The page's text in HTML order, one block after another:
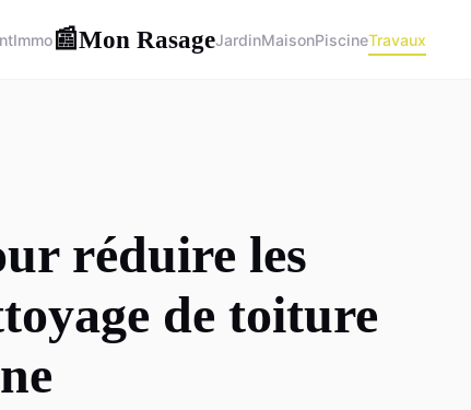
Immo📰Mon RasageJardinMaisonPiscineTravaux
réduire les
de toiture